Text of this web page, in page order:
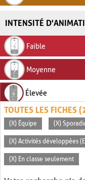
INTENSITÉ
Faible
Moyenne
Élevée
TOUTES LES FICHES
(X) Équipe (X)
(X) Activités développées
(X) En classe seulement